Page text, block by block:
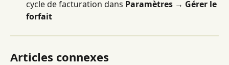
cycle de facturation dans Paramètres → Gérer le
forfait
Articles connexes